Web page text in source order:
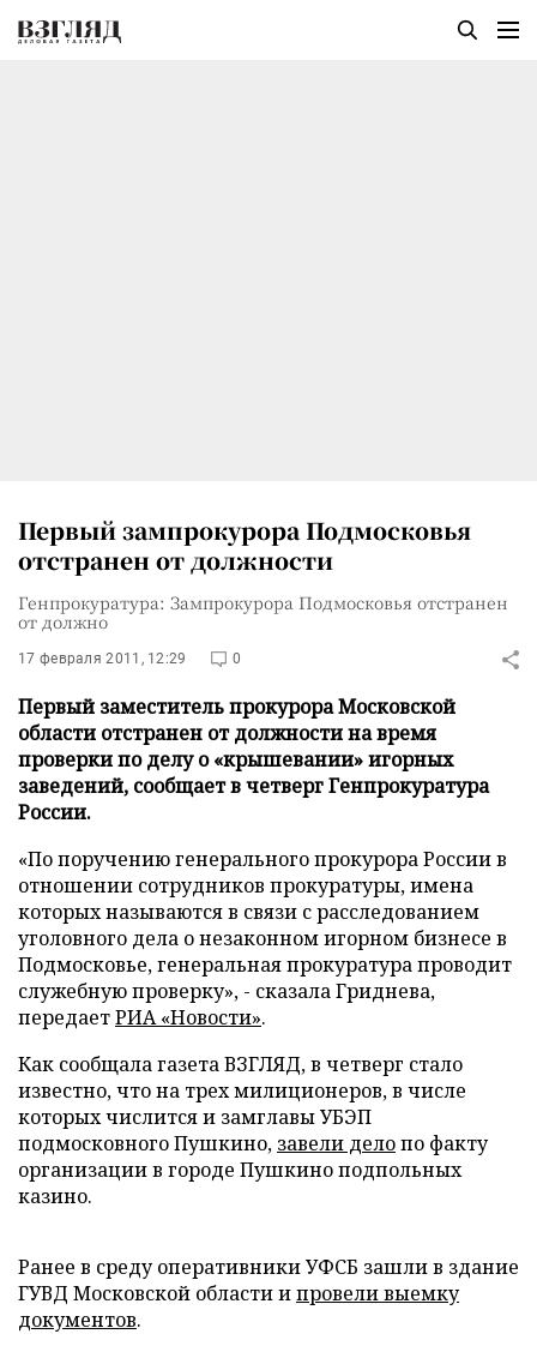
Первый зампрокурора Подмосковья
отстранен от должности
Генпрокуратура: Зампрокурора Подмосковья отстранен
от должно
17 февраля 2011, 12:29 0
Первый заместитель прокурора Московской
области отстранен от должности на время
проверки по делу о «крышевании» игорных
заведений, сообщает в четверг Генпрокуратура
России.
«По поручению генерального прокурора России в
отношении сотрудников прокуратуры, имена
которых называются в связи с расследованием
уголовного дела о незаконном игорном бизнесе в
Подмосковье, генеральная прокуратура проводит
служебную проверку», - сказала Гриднева,
передаетРИА «Новости».
Как сообщала газета ВЗГЛЯД, в четверг стало
известно, что на трех милиционеров, в числе
которых числится и замглавы УБЭП
подмосковного Пушкино, завели делопо факту
организации в городе Пушкино подпольных
казино.
Ранее в среду оперативники УФСБ зашли в здание
ГУВД Московской области ипровели выемку
документов.